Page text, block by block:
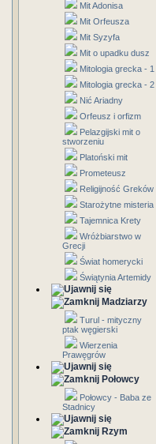
Mit Adonisa
Mit Orfeusza
Mit Syzyfa
Mit o upadku dusz
Mitologia grecka - 1
Mitologia grecka - 2
Nić Ariadny
Orfeusz i orfizm
Pelazgijski mit o
stworzeniu
Platoński mit
Prometeusz
Religijność Greków
Starożytne misteria
Tajemnica Krety
Wróżbiarstwo w
Grecji
Świat homerycki
Świątynia Artemidy
Madziarzy
Turul - mityczny
ptak węgierski
Wierzenia
Prawęgrów
Połowcy
Połowcy - Baba ze
Stadnicy
Rzym